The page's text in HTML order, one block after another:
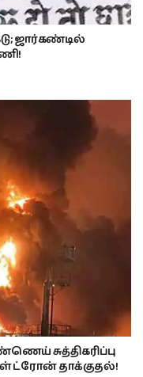
ஜார்கண்டில்
சுத்திகரிப்பு
ட்ரோன் தாக்குதல்!